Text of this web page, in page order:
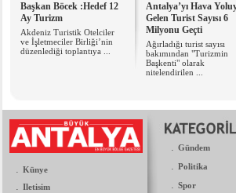
Başkan Böcek :Hedef 12
Ay Turizm
Akdeniz Turistik Otelciler
ve İşletmeciler Birliği’nin
düzenlediği toplantıya ...
Antalya’yı Hava
Gelen Turist Sayısı 6
Milyonu Geçti
Ağırladığı turist sayısı
bakımından "Turizmin
Başkenti" olarak
nitelendirilen ...
. Künye
. Iletisim
. Gündem
. Politika
. Spor